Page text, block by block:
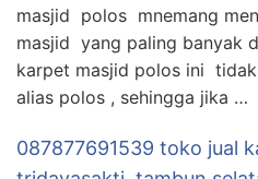
masjid polos mnemang
masjid yang paling banyak
karpet masjid polos ini
alias polos , sehingga jika …
087877691539 toko jual